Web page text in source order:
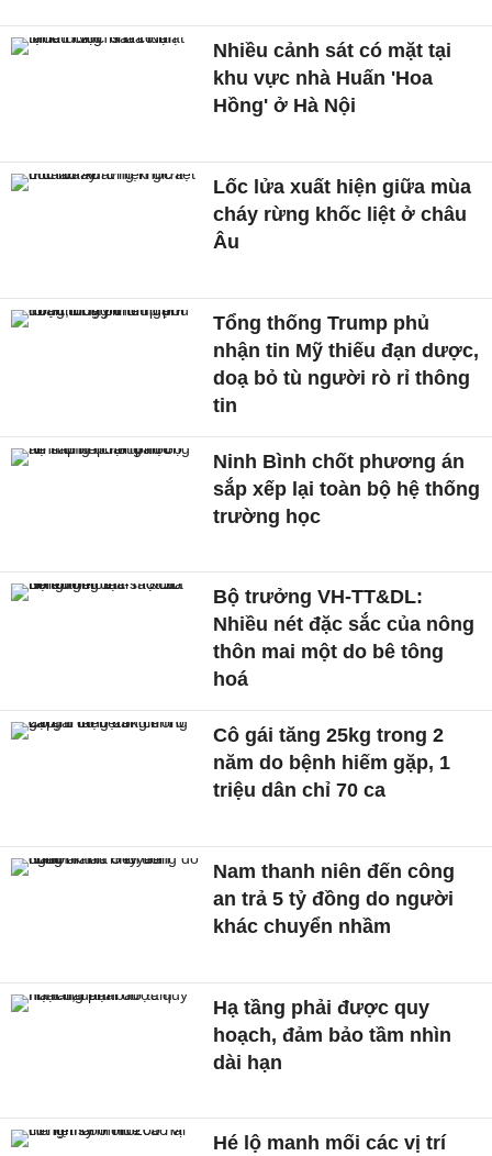
Nhiều cảnh sát có mặt tại
khu vực nhà Huấn 'Hoa
Hồng' ở Hà Nội
Lốc lửa xuất hiện giữa mùa
cháy rừng khốc liệt ở châu
Âu
Tổng thống Trump phủ
nhận tin Mỹ thiếu đạn dược,
doạ bỏ tù người rò rỉ thông
tin
Ninh Bình chốt phương án
sắp xếp lại toàn bộ hệ thống
trường học
Bộ trưởng VH-TT&DL:
Nhiều nét đặc sắc của nông
thôn mai một do bê tông
hoá
Cô gái tăng 25kg trong 2
năm do bệnh hiếm gặp, 1
triệu dân chỉ 70 ca
Nam thanh niên đến công
an trả 5 tỷ đồng do người
khác chuyển nhầm
Hạ tầng phải được quy
hoạch, đảm bảo tầm nhìn
dài hạn
Hé lộ manh mối các vị trí